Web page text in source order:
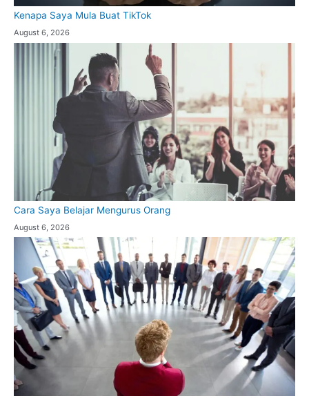
Kenapa Saya Mula Buat TikTok
August 6, 2026
Cara Saya Belajar Mengurus Orang
August 6, 2026